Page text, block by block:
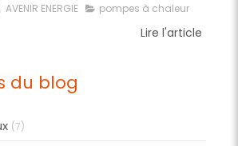
AVENIR ENERGIE pompes à chaleur
Lire l'article
du blog
(7)